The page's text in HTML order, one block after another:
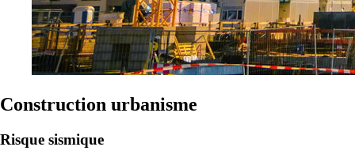
Construction urbanisme
Risque sismique